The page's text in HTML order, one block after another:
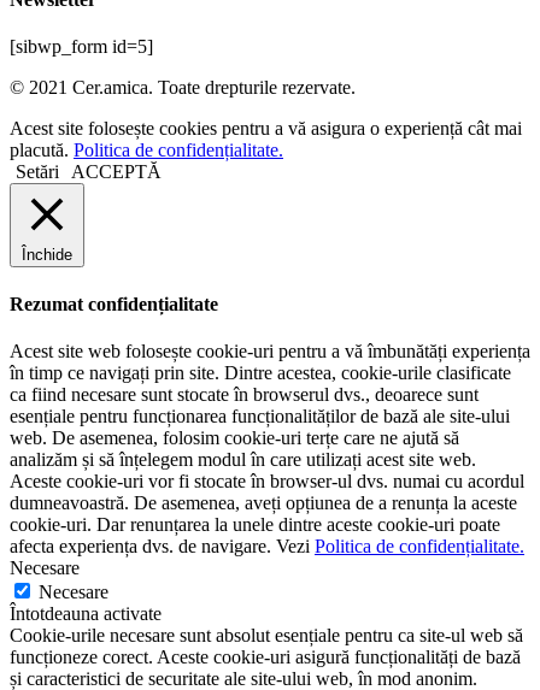
[sibwp_form id=5]
© 2021 Cer.amica. Toate drepturile rezervate.​
Acest site folosește cookies pentru a vă asigura o experiență cât mai
placută. Politica de confidențialitate.
Setări
ACCEPTĂ
Închide
Rezumat confidențialitate
Acest site web folosește cookie-uri pentru a vă îmbunătăți experiența
în timp ce navigați prin site. Dintre acestea, cookie-urile clasificate
ca fiind necesare sunt stocate în browserul dvs., deoarece sunt
esențiale pentru funcționarea funcționalităților de bază ale site-ului
web. De asemenea, folosim cookie-uri terțe care ne ajută să
analizăm și să înțelegem modul în care utilizați acest site web.
Aceste cookie-uri vor fi stocate în browser-ul dvs. numai cu acordul
dumneavoastră. De asemenea, aveți opțiunea de a renunța la aceste
cookie-uri. Dar renunțarea la unele dintre aceste cookie-uri poate
afecta experiența dvs. de navigare. Vezi Politica de confidențialitate.
Necesare
Necesare
Întotdeauna activate
Cookie-urile necesare sunt absolut esențiale pentru ca site-ul web să
funcționeze corect. Aceste cookie-uri asigură funcționalități de bază
și caracteristici de securitate ale site-ului web, în ​​mod anonim.